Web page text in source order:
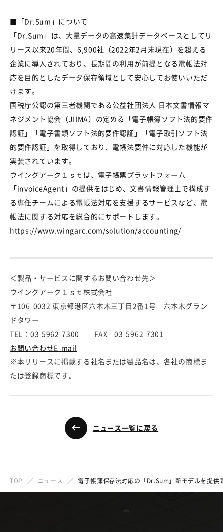
■「Dr.Sum」について
「Dr.Sum」は、大量データの高速集計データベースとしてリ
リース以来20年間、6,900社（2022年2月末現在）を超える
企業に導入されており、長期間の利用が前提となる電帳法対
応を目的としたデータ保存領域として安心してお使いいただ
けます。
国税庁公認の第三者機関である公益社団法人 日本文書情報マ
ネジメント協会（JIIMA）の定める「電子帳簿ソフト法的要件
認証」「電子書類ソフト法的要件認証」「電子取引ソフト法
的要件認証」を取得しており、電帳法要件に対応した機能が
実装されています。
ウイングアーク１ｓｔは、電子帳票プラットフォーム
「invoiceAgent」の提供をはじめ、文書情報管理士で構成す
る専任チームによる電帳法対応を支援するサービスなど、電
帳法に関する対応を総合的にサポートします。
https://www.wingarc.com/solution/accounting/
＜製品・サービスに関するお問い合わせ先＞
ウイングアーク１ｓｔ株式会社
〒106-0032 東京都港区六本木三丁目2番1号 六本木グラン
ドタワー
TEL：03-5962-7300 FAX：03-5962-7301
お問い合わせE-mail
※本リリースに掲載する社名または製品名は、各社の商標ま
たは登録商標です。
ニュース一覧に戻る
TOP ニュース 電子帳簿保存法対応の「Dr.Sum」新モデルを提供